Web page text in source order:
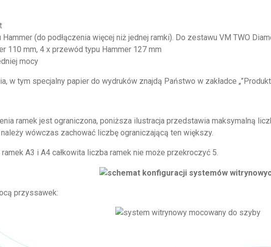
(do podłączenia więcej niż jednej ramki). Do zestawu VM TWO
110 mm, 4 x przewód typu Hammer 127 mm
mocy
w tym specjalny papier do wydruków znajdą Państwo w zakładce
ramek jest ograniczona, poniższa ilustracja przedstawia maksymalną
wówczas zachować liczbę ograniczającą ten większy.
A3 i A4 całkowita liczba ramek nie może przekroczyć 5.
przyssawek: